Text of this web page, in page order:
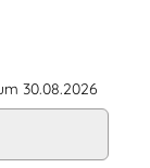
30.08.2026